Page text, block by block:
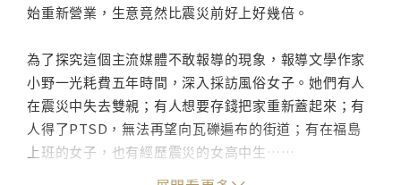
始重新營業，生意竟然比震災前好上好幾倍。
為了探究這個主流媒體不敢報導的現象，報導文學作家
小野一光耗費五年時間，深入採訪風俗女子。她們有人
在震災中失去雙親；有人想要存錢把家重新蓋起來；有
人得了PTSD，無法再望向瓦礫遍布的街道；有在福島
上班的女子，也有經歷震災的女高中生……